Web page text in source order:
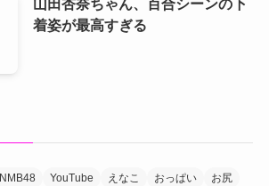
山田杏奈ちゃん、百合シーンの下
着姿が最高すぎる
NMB48 YouTube えなこ おっぱい
お尻